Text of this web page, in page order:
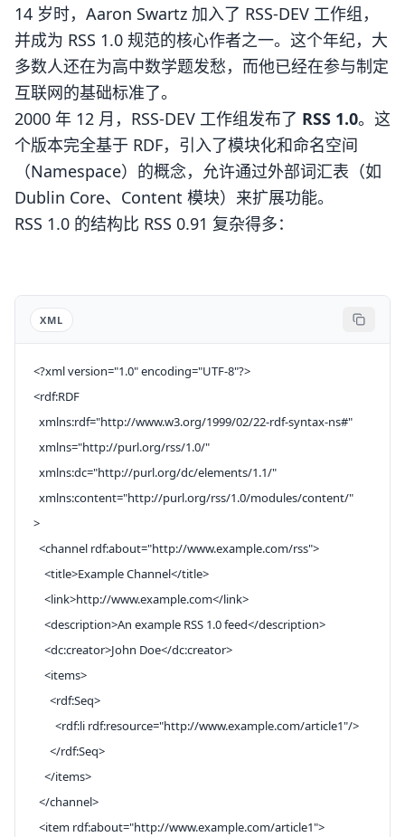
14 岁时，Aaron Swartz 加入了 RSS-DEV 工作组，
并成为 RSS 1.0 规范的核心作者之一。这个年纪，大
多数人还在为高中数学题发愁，而他已经在参与制定
互联网的基础标准了。
2000 年 12 月，RSS-DEV 工作组发布了 RSS 1.0。这
个版本完全基于 RDF，引入了模块化和命名空间
（Namespace）的概念，允许通过外部词汇表（如
Dublin Core、Content 模块）来扩展功能。
RSS 1.0 的结构比 RSS 0.91 复杂得多：
XML
<?xml version="1.0" encoding="UTF-8"?>
<rdf:RDF
  xmlns:rdf
="http://www.w3.org/1999/02/22-rdf-syntax-ns#"
  xmlns
="http://purl.org/rss/1.0/"
  xmlns:dc
="http://purl.org/dc/elements/1.1/"
  xmlns:content
="http://purl.org/rss/1.0/modules/content/"
>
  <
channel rdf:about="http://www.example.com/rss">
    <
title>Example Channel</title>
    <
link>http://www.example.com</link>
    <
description>An example RSS 1.0 feed</description>
    <
dc:creator>John Doe</dc:creator>
    <
items>
      <
rdf:Seq>
        <
rdf:li rdf:resource="http://www.example.com/article1"/>
      </
rdf:Seq>
    </
items>
  </
channel>
  <
item rdf:about="http://www.example.com/article1">